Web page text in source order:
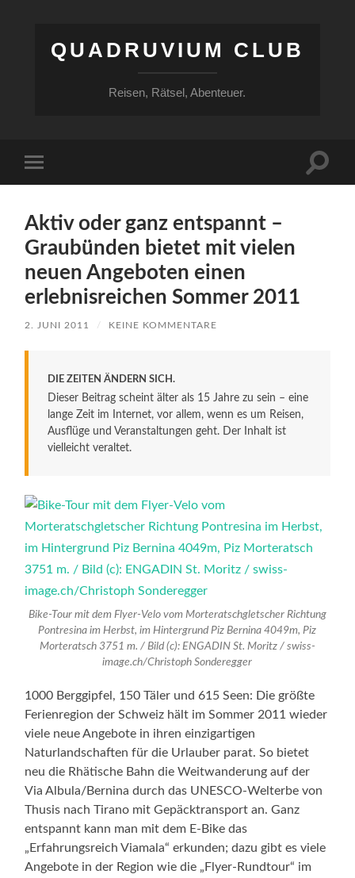
QUADRUVIUM CLUB
Reisen, Rätsel, Abenteuer.
Menü
Aktiv oder ganz entspannt –
Graubünden bietet mit vielen
neuen Angeboten einen
erlebnisreichen Sommer 2011
2. JUNI 2011 / KEINE KOMMENTARE
DIE ZEITEN ÄNDERN SICH.
Dieser Beitrag scheint älter als 15 Jahre zu sein – eine
lange Zeit im Internet, vor allem, wenn es um Reisen,
Ausflüge und Veranstaltungen geht. Der Inhalt ist
vielleicht veraltet.
Bike-Tour mit dem Flyer-Velo vom Morteratschgletscher Richtung
Pontresina im Herbst, im Hintergrund Piz Bernina 4049m, Piz
Morteratsch 3751 m. / Bild (c): ENGADIN St. Moritz / swiss-
image.ch/Christoph Sonderegger
1000 Berggipfel, 150 Täler und 615 Seen: Die größte
Ferienregion der Schweiz hält im Sommer 2011 wieder
viele neue Angebote in ihren einzigartigen
Naturlandschaften für die Urlauber parat. So bietet
neu die Rhätische Bahn die Weitwanderung auf der
Via Albula/Bernina durch das UNESCO-Welterbe von
Thusis nach Tirano mit Gepäcktransport an. Ganz
entspannt kann man mit dem E-Bike das
„Erfahrungsreich Viamala“ erkunden; dazu gibt es viele
Angebote in der Region wie die „Flyer-Rundtour“ im